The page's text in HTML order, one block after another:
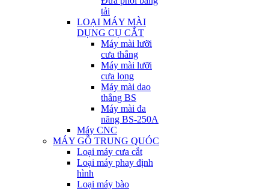
tải
LOẠI MÁY MÀI
DỤNG CỤ CẮT
Máy mài lưỡi
cưa thẳng
Máy mài lưỡi
cưa lọng
Máy mài dao
thẳng BS
Máy mài đa
năng BS-250A
Máy CNC
MÁY GỖ TRUNG QUÓC
Loại máy cưa cắt
Loại máy phay định
hình
Loại máy bào